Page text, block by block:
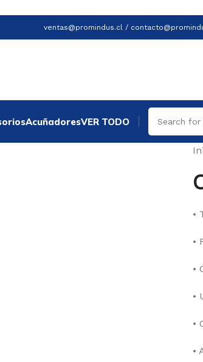
ventas@promindus.cl /
AcuñadoresVER TODO
•
•
•
•
•
•